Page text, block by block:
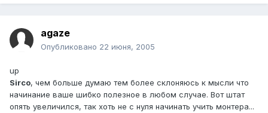
agaze
Опубликовано 22 июня, 2005
up
Sirco, чем больше думаю тем более склоняюсь к мысли что
начинание ваше шибко полезное в любом случае. Вот штат
опять увеличился, так хоть не с нуля начинать учить монтера...